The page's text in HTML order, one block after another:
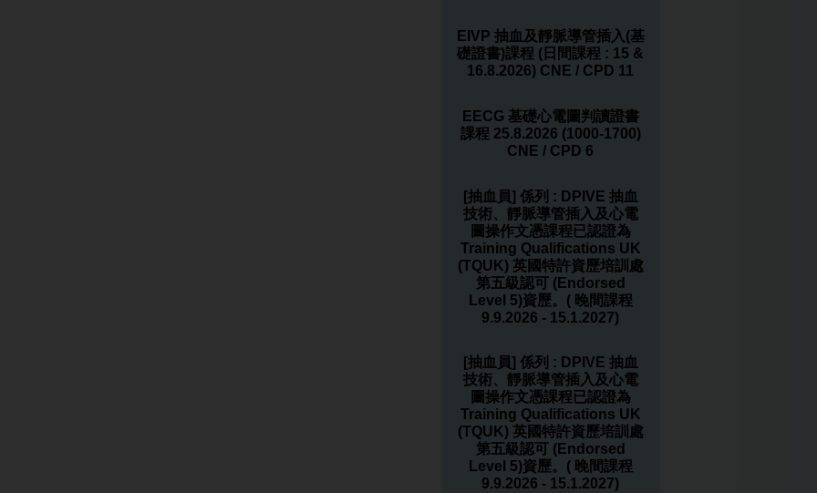
EIVP 抽血及靜脈導管插入(基
礎證書)課程 (日間課程 : 15 &
16.8.2026) CNE / CPD 11
EECG 基礎心電圖判讀證書
課程 25.8.2026 (1000-1700)
CNE / CPD 6
[抽血員] 係列 : DPIVE 抽血
技術、靜脈導管插入及心電
圖操作文憑課程已認證為
Training Qualifications UK
(TQUK) 英國特許資歷培訓處
第五級認可 (Endorsed
Level 5)資歷。( 晚間課程
9.9.2026 - 15.1.2027)
[抽血員] 係列 : DPIVE 抽血
技術、靜脈導管插入及心電
圖操作文憑課程已認證為
Training Qualifications UK
(TQUK) 英國特許資歷培訓處
第五級認可 (Endorsed
Level 5)資歷。( 晚間課程
9.9.2026 - 15.1.2027)